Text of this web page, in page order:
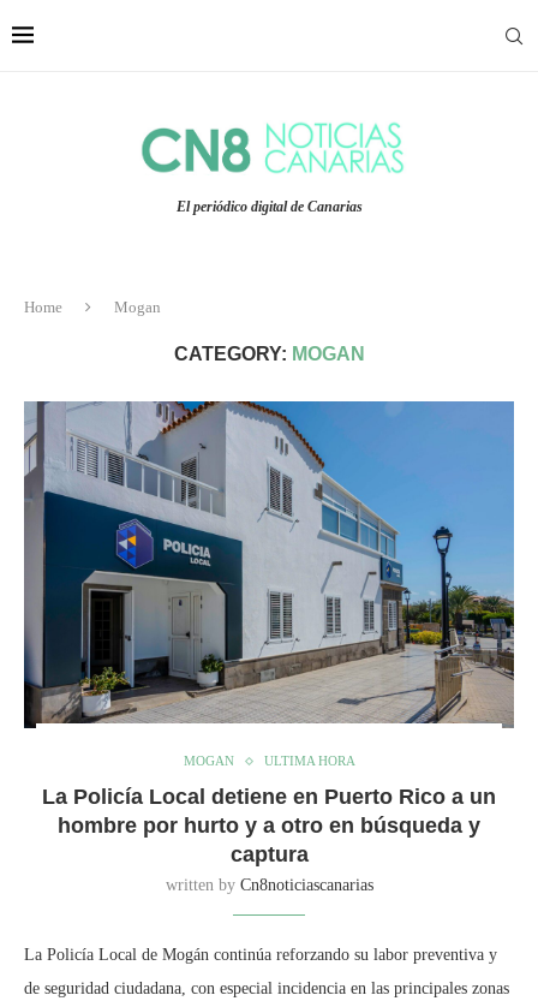
El periódico digital de Canarias
Home Mogan
CATEGORY: MOGAN
MOGAN ULTIMA HORA
La Policía Local detiene en Puerto Rico a un
hombre por hurto y a otro en búsqueda y
captura
written by Cn8noticiascanarias
La Policía Local de Mogán continúa reforzando su labor preventiva y
de seguridad ciudadana, con especial incidencia en las principales zonas